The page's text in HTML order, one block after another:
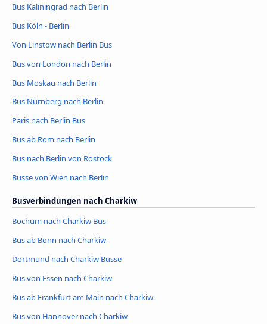
Bus Kaliningrad nach Berlin
Bus Köln - Berlin
Von Linstow nach Berlin Bus
Bus von London nach Berlin
Bus Moskau nach Berlin
Bus Nürnberg nach Berlin
Paris nach Berlin Bus
Bus ab Rom nach Berlin
Bus nach Berlin von Rostock
Busse von Wien nach Berlin
Busverbindungen nach Charkiw
Bochum nach Charkiw Bus
Bus ab Bonn nach Charkiw
Dortmund nach Charkiw Busse
Bus von Essen nach Charkiw
Bus ab Frankfurt am Main nach Charkiw
Bus von Hannover nach Charkiw